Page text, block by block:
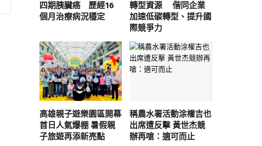
四期胰臟癌 歷經16
個月治療病況穩定
轉型資源 偕同企業
加速低碳轉型、提升國
際競爭力
高雄親子遊樂園區開幕
首日人氣爆棚 暑假親
子旅遊再添新亮點
稱農水署活動涂權吉也
出席遭反擊 黃世杰競
辦再嗆：適可而止